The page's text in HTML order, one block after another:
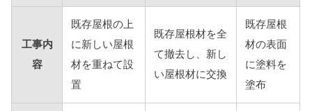
工事内
容
既存屋根の上
に新しい屋根
材を重ねて設
置
既存屋根材を全
て撤去し、新し
い屋根材に交換
既存屋根
材の表面
に塗料を
塗布